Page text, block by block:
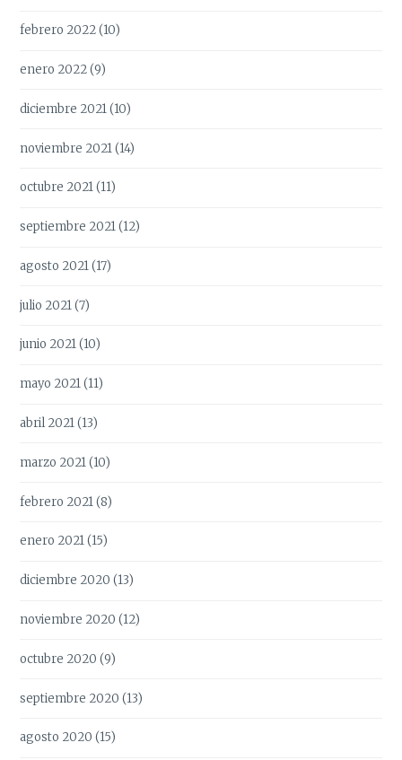
febrero 2022(10)
enero 2022(9)
diciembre 2021(10)
noviembre 2021(14)
octubre 2021(11)
septiembre 2021(12)
agosto 2021(17)
julio 2021(7)
junio 2021(10)
mayo 2021(11)
abril 2021(13)
marzo 2021(10)
febrero 2021(8)
enero 2021(15)
diciembre 2020 (13)
noviembre 2020 (12)
octubre 2020 (9)
septiembre 2020 (13)
agosto 2020 (15)